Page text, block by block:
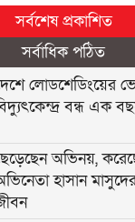
সর্বশেষ প্রকাশিত
সর্বাধিক পঠিত
লোডশেডিংয়ের
বন্ধ এক
অভিনয়,
হাসান